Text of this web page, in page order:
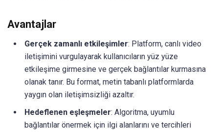
Avantajlar
Gerçek zamanlı etkileşimler: Platform, canlı video
iletişimini vurgulayarak kullanıcıların yüz yüze
etkileşime girmesine ve gerçek bağlantılar kurmasına
olanak tanır. Bu format, metin tabanlı platformlarda
yaygın olan iletişimsizliği azaltır.
Hedeflenen eşleşmeler: Algoritma, uyumlu
bağlantılar önermek için ilgi alanlarını ve tercihleri